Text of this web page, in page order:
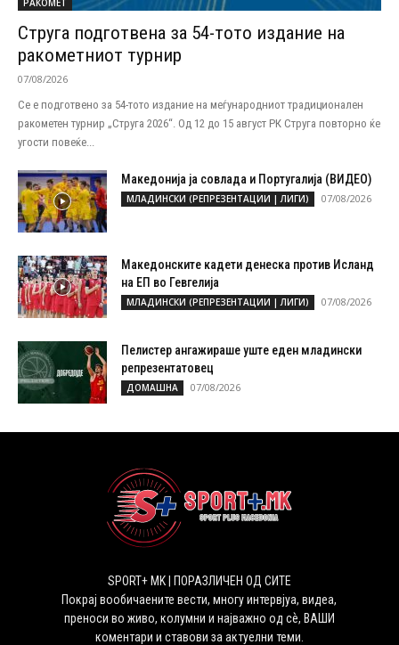
РАКОМЕТ
Струга подготвена за 54-тото издание на
ракометниот турнир
07/08/2026
Се е подготвено за 54-тото издание на меѓународниот традиционален
ракометен турнир „Струга 2026“. Од 12 до 15 август РК Струга повторно ќе
угости повеќе...
Македонија ја совлада и Португалија (ВИДЕО)
МЛАДИНСКИ (РЕПРЕЗЕНТАЦИИ | ЛИГИ) 07/08/2026
Македонските кадети денеска против Исланд
на ЕП во Гевгелија
МЛАДИНСКИ (РЕПРЕЗЕНТАЦИИ | ЛИГИ) 07/08/2026
Пелистер ангажираше уште еден младински
репрезентатовец
ДОМАШНА 07/08/2026
SPORT+ MK | ПОРАЗЛИЧЕН ОД СИТЕ
Покрај вообичаените вести, многу интервјуа, видеа,
преноси во живо, колумни и најважно од сѐ, ВАШИ
коментари и ставови за актуелни теми.